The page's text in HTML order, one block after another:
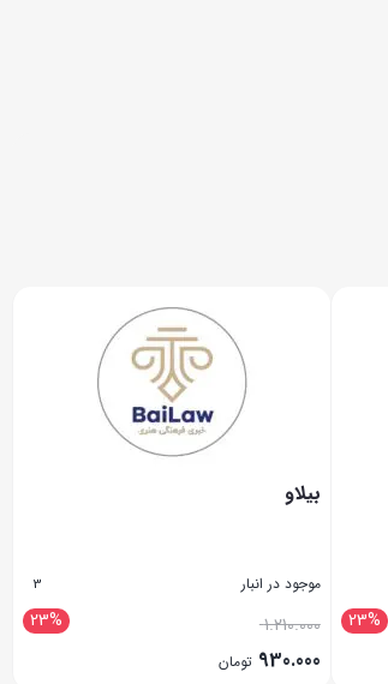
23%
بیلاو
موجود در انبار 3
23% 1.210.000
930.000 تومان